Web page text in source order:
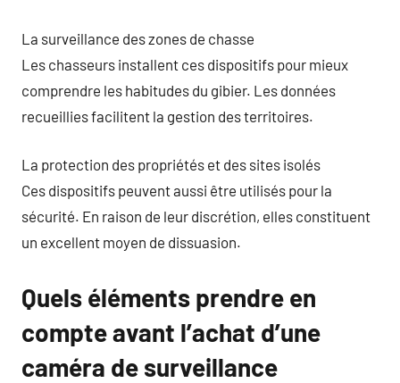
La surveillance des zones de chasse
Les chasseurs installent ces dispositifs pour mieux
comprendre les habitudes du gibier. Les données
recueillies facilitent la gestion des territoires.
La protection des propriétés et des sites isolés
Ces dispositifs peuvent aussi être utilisés pour la
sécurité. En raison de leur discrétion, elles constituent
un excellent moyen de dissuasion.
Quels éléments prendre en
compte avant l’achat d’une
caméra de surveillance